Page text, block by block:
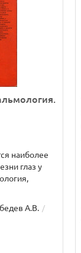
наиболее
глаз у
А.В.